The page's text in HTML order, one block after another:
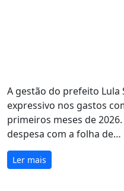
A gestão do prefeito
expressivo nos gastos
primeiros meses de
despesa com a folha de…
Ler mais